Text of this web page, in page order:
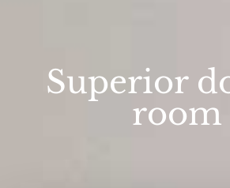
Superior
room